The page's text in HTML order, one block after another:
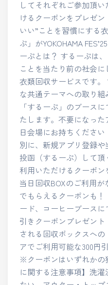
してそれぞれご参加頂
けるクーポンをプレゼ
いい”ことを習慣にする
ぷ」がYOKOHAMA
ーぷとは？ するーぷは
ことを当たり前の社会
衣類回収サービスです
な共通テーマへの取り
「するーぷ」のブース
たします。不要になっ
日会場にお持ちくださ
別に、新規アプリ登録
投函（するーぷ）して
利用いただけるクーポン
当日回収BOXのご利用
でもらえるクーポンも
ード、コーヒーブースに
引きクーポンプレゼン
される回収ボックスへ
アでご利用可能な300円
※クーポンはいずれかの
に関する注意事項】洗